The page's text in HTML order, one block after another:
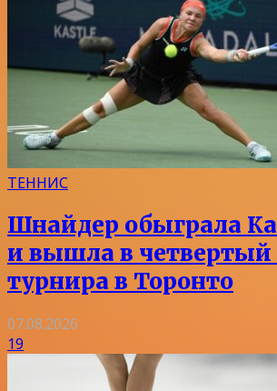
ТЕННИС
Шнайдер обыграла
и вышла в четвертый
турнира в Торонто
07.08.2026
19